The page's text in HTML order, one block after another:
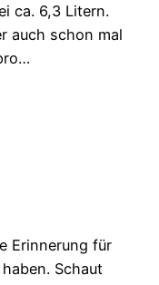
ca. 6,3 Litern.
auch schon mal
Erinnerung für
Schaut